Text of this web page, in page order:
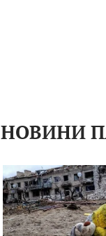
НОВИНИ